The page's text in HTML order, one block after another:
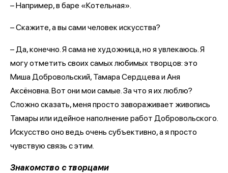
– Например, в баре «Котельная».
– Скажите, а вы сами человек искусства?
– Да, конечно. Я сама не художница, но я увлекаюсь. Я
могу отметить своих самых любимых творцов: это
Миша Добровольский, Тамара Сердцева и Аня
Аксёновна. Вот они мои самые. За что я их люблю?
Сложно сказать, меня просто завораживает живопись
Тамары или идейное наполнение работ Добровольского.
Искусство оно ведь очень субъективно, а я просто
чувствую связь с этим.
Знакомство с творцами